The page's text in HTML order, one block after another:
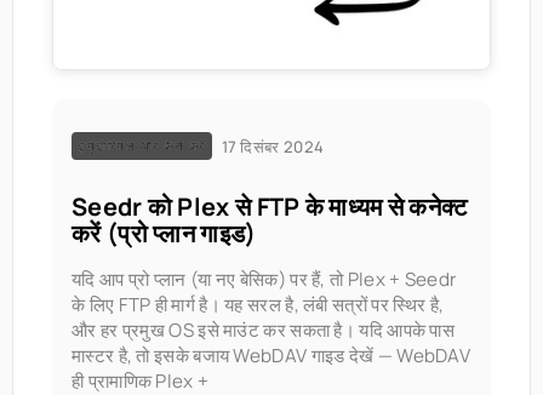
ट्यूटोरियल और कैसे करें 17 दिसंबर 2024
Seedr को Plex से FTP के माध्यम से कनेक्ट
करें (प्रो प्लान गाइड)
यदि आप प्रो प्लान (या नए बेसिक) पर हैं, तो Plex + Seedr
के लिए FTP ही मार्ग है। यह सरल है, लंबी सत्रों पर स्थिर है,
और हर प्रमुख OS इसे माउंट कर सकता है। यदि आपके पास
मास्टर है, तो इसके बजाय WebDAV गाइड देखें — WebDAV
ही प्रामाणिक Plex +